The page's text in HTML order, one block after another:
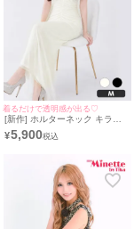
着るだけで透明感が出る♡
[新作] ホルターネック キラキ
ラ 背中魅せ 白 ロングドレス
(Mサイズ対応) | myMinette/マ
¥5,900